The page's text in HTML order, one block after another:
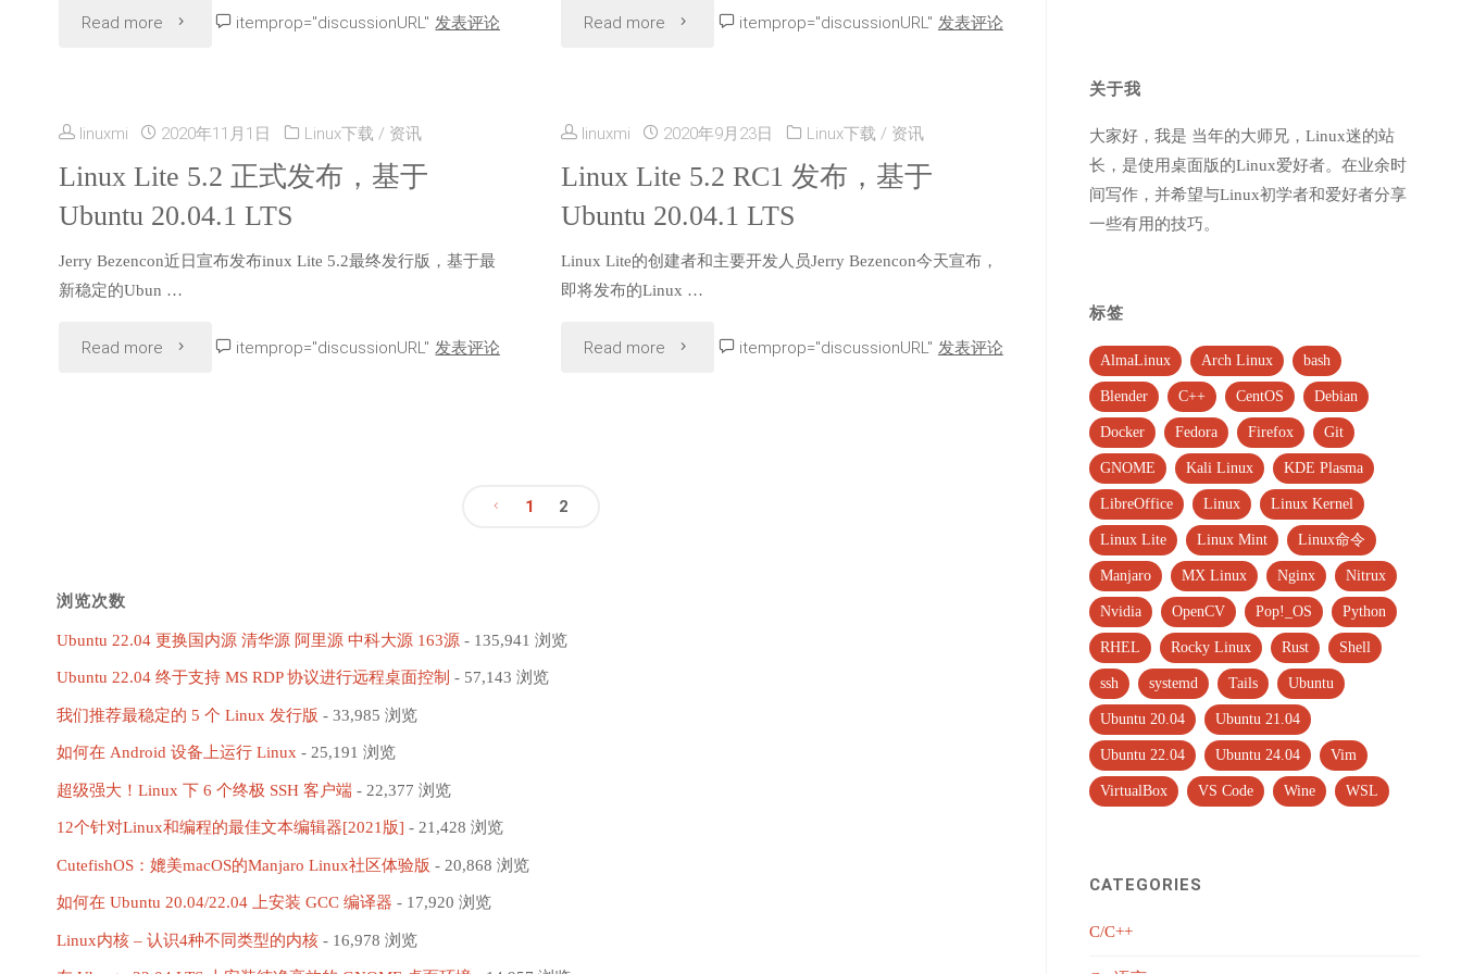
化
Windows
用
年
元
旦"
Read more "Linux
Xfce
4.14
LTS"
itemprop="discussionURL" 发表评论 Read more "Linux
发
布，
itemprop="discussionURL" 发表评论
linuxmi 2020年11月1日 Linux下载 / 资讯
Linux Lite 5.2 正式发布，基于
Ubuntu 20.04.1 LTS
Jerry Bezencon近日宣布发布inux Lite 5.2最终发行版，基于最
新稳定的Ubun …
Read more "Linux
布，
基
Ubuntu
20.04.1
itemprop="discussionURL" 发表评论
linuxmi 2020年9月23日 Linux下载 / 资讯
Linux Lite 5.2 RC1 发布，基于
Ubuntu 20.04.1 LTS
Linux Lite的创建者和主要开发人员Jerry Bezencon今天宣布，
即将发布的Linux …
Read more "Linux itemprop="discussionURL" 发表评论
分
1 2
浏览次数
Ubuntu 22.04 更换国内源 清华源 阿里源 中科大源 163源 - 135,941 浏览
Ubuntu 22.04 终于支持 MS RDP 协议进行远程桌面控制 - 57,143 浏览
我们推荐最稳定的 5 个 Linux 发行版 - 33,985 浏览
如何在 Android 设备上运行 Linux - 25,191 浏览
超级强大！Linux 下 6 个终极 SSH 客户端 - 22,377 浏览
12个针对Linux和编程的最佳文本编辑器[2021版] - 21,428 浏览
CutefishOS：媲美macOS的Manjaro Linux社区体验版 - 20,868 浏览
如何在 Ubuntu 20.04/22.04 上安装 GCC 编译器 - 17,920 浏览
Linux内核 – 认识4种不同类型的内核 - 16,978 浏览
关于我
大家好，我是 当年的大师兄，Linux迷的站
长，是使用桌面版的Linux爱好者。在业余时
间写作，并希望与Linux初学者和爱好者分享
一些有用的技巧。
标签
AlmaLinux Arch Linux bash
Blender C++ CentOS Debian
Docker Fedora Firefox Git
GNOME Kali Linux KDE Plasma
LibreOffice Linux Linux Kernel
Linux Lite Linux Mint Linux命令
Manjaro MX Linux Nginx Nitrux
Nvidia OpenCV Pop!_OS Python
RHEL Rocky Linux Rust Shell
ssh systemd Tails Ubuntu
Ubuntu 20.04 Ubuntu 21.04
Ubuntu 22.04 Ubuntu 24.04 Vim
VirtualBox VS Code Wine WSL
CATEGORIES
C/C++